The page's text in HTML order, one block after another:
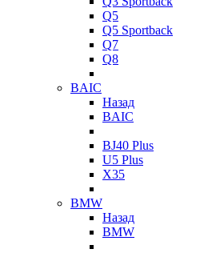
Q5
Q5 Sportback
Q7
Q8
BAIC
Назад
BAIC
BJ40 Plus
U5 Plus
X35
BMW
Назад
BMW